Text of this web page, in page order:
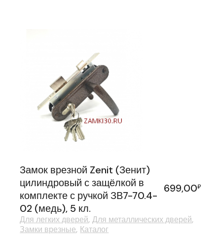
Замок врезной Zenit (Зенит)
цилиндровый с защёлкой в
комплекте с ручкой ЗВ7-70.4-
02 (медь), 5 кл.
699,00₽
Для легких дверей Для металлических дверей
Замки врезные Каталог